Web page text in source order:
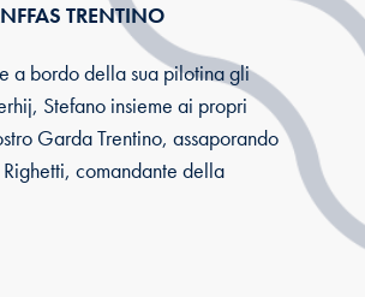
TRENTINO
a bordo della sua pilotina gli
Stefano insieme ai propri
Garda Trentino, assaporando
comandante della